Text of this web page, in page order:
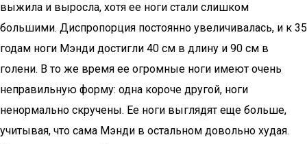
выжила и выросла, хотя ее ноги стали слишком
большими. Диспропорция постоянно увеличивалась, и к 35
годам ноги Мэнди достигли 40 см в длину и 90 см в
голени. В то же время ее огромные ноги имеют очень
неправильную форму: одна короче другой, ноги
ненормально скручены. Ее ноги выглядят еще больше,
учитывая, что сама Мэнди в остальном довольно худая.